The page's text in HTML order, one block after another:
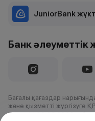
Банк әлеуметтік
JuniorBank
Бағалы қағаздар
және қызметті жүргізуге
агенттігі 03.02.2020